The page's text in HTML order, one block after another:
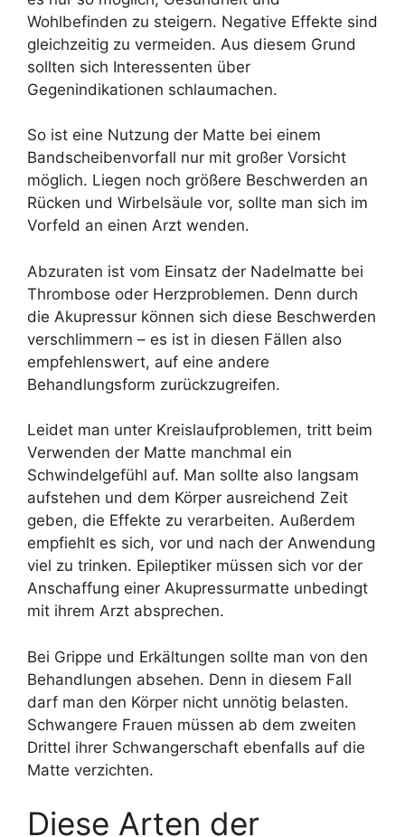
Wohlbefinden zu steigern. Negative Effekte sind
gleichzeitig zu vermeiden. Aus diesem Grund
sollten sich Interessenten über
Gegenindikationen schlaumachen.
So ist eine Nutzung der Matte bei einem
Bandscheibenvorfall nur mit großer Vorsicht
möglich. Liegen noch größere Beschwerden an
Rücken und Wirbelsäule vor, sollte man sich im
Vorfeld an einen Arzt wenden.
Abzuraten ist vom Einsatz der Nadelmatte bei
Thrombose oder Herzproblemen. Denn durch
die Akupressur können sich diese Beschwerden
verschlimmern – es ist in diesen Fällen also
empfehlenswert, auf eine andere
Behandlungsform zurückzugreifen.
Leidet man unter Kreislaufproblemen, tritt beim
Verwenden der Matte manchmal ein
Schwindelgefühl auf. Man sollte also langsam
aufstehen und dem Körper ausreichend Zeit
geben, die Effekte zu verarbeiten. Außerdem
empfiehlt es sich, vor und nach der Anwendung
viel zu trinken. Epileptiker müssen sich vor der
Anschaffung einer Akupressurmatte unbedingt
mit ihrem Arzt absprechen.
Bei Grippe und Erkältungen sollte man von den
Behandlungen absehen. Denn in diesem Fall
darf man den Körper nicht unnötig belasten.
Schwangere Frauen müssen ab dem zweiten
Drittel ihrer Schwangerschaft ebenfalls auf die
Matte verzichten.
Diese Arten der